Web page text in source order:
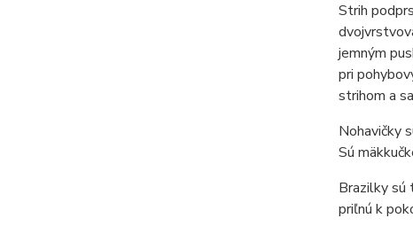
Strih
jemným
pri
strihom a
Nohavičky
Sú
Brazilky sú
priľnú k